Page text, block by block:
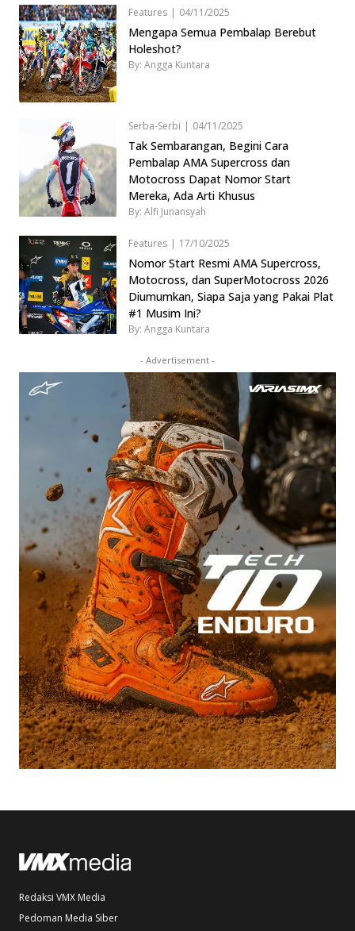
Features | 04/11/2025
Mengapa Semua Pembalap Berebut
Holeshot?
By: Angga Kuntara
Serba-Serbi | 04/11/2025
Tak Sembarangan, Begini Cara
Pembalap AMA Supercross dan
Motocross Dapat Nomor Start
Mereka, Ada Arti Khusus
By: Alfi Junansyah
Features | 17/10/2025
Nomor Start Resmi AMA Supercross,
Motocross, dan SuperMotocross 2026
Diumumkan, Siapa Saja yang Pakai Plat
#1 Musim Ini?
By: Angga Kuntara
- Advertisement -
Redaksi VMX Media
Pedoman Media Siber